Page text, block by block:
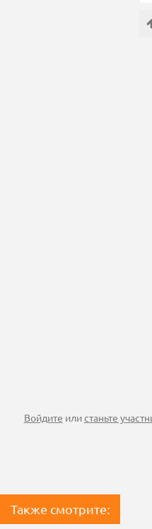
Войдите илистаньте
Также смотрите: